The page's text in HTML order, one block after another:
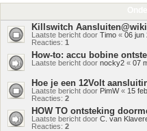
Killswitch Aansluiten@wiki
Laatste bericht door Timo « 06 jun
Reacties: 1
How-to: accu bobine
Laatste bericht door nocky2 « 07
Hoe je een 12Volt
Laatste bericht door PimW« 15
Reacties: 2
HOW TO ontsteking
Laatste bericht door C. van
Reacties: 2